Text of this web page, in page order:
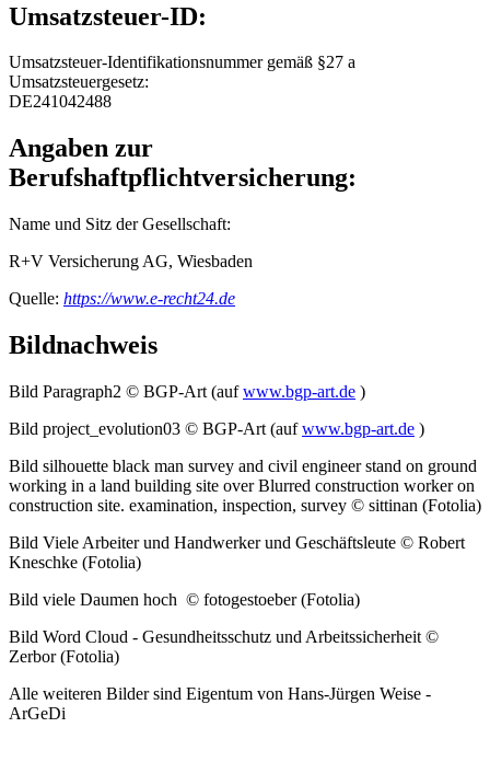
Umsatzsteuer-ID:
Umsatzsteuer-Identifikationsnummer gemäß §27 a
Umsatzsteuergesetz:
DE241042488
Angaben zur
Berufshaftpflichtversicherung:
Name und Sitz der Gesellschaft:
R+V Versicherung AG, Wiesbaden
Quelle: https://www.e-recht24.de
Bildnachweis
Bild Paragraph2 © BGP-Art (aufwww.bgp-art.de )
Bild project_evolution03 © BGP-Art (aufwww.bgp-art.de )
Bild silhouette black man survey and civil engineer stand on ground
working in a land building site over Blurred construction worker on
construction site. examination, inspection, survey © sittinan (Fotolia)
Bild Viele Arbeiter und Handwerker und Geschäftsleute © Robert
Kneschke (Fotolia)
Bild viele Daumen hoch © fotogestoeber (Fotolia)
Bild Word Cloud - Gesundheitsschutz und Arbeitssicherheit ©
Zerbor (Fotolia)
Alle weiteren Bilder sind Eigentum von Hans-Jürgen Weise -
ArGeDi